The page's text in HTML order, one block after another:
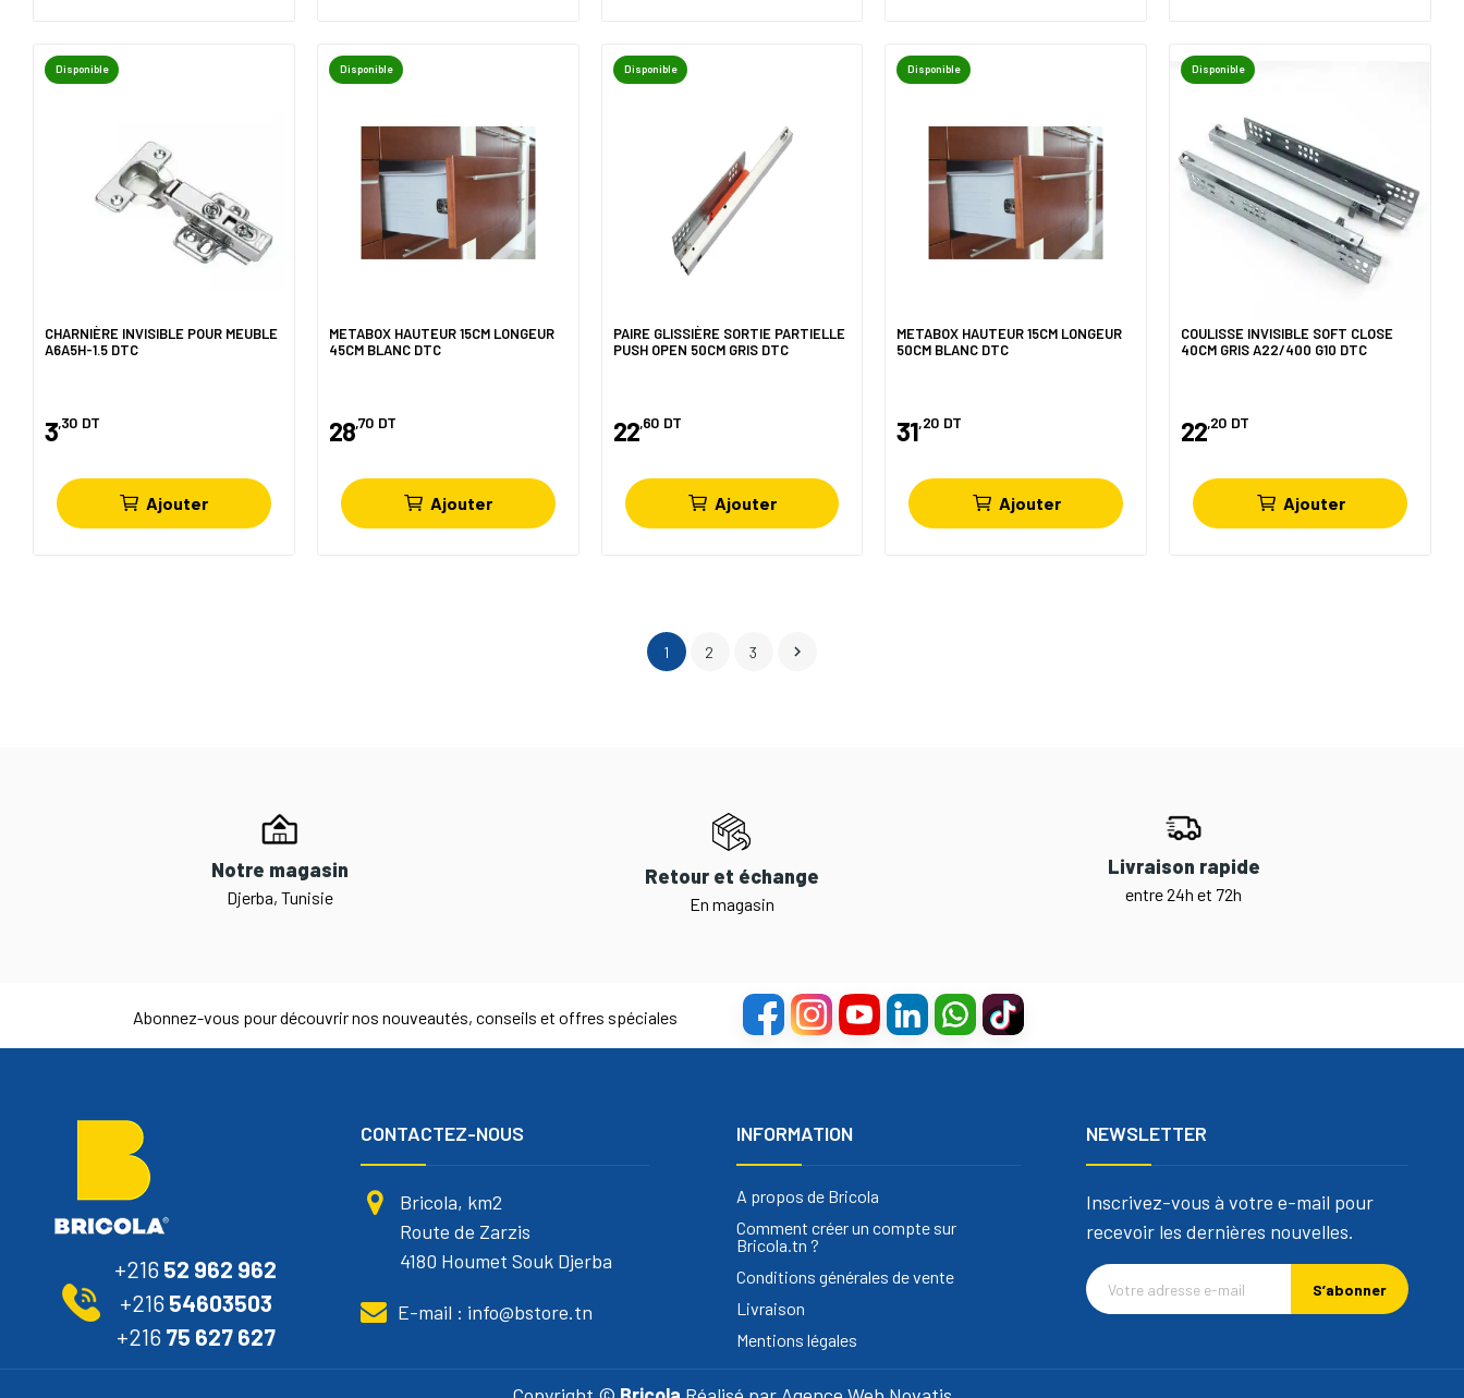
Disponible
CHARNIÈRE INVISIBLE POUR MEUBLE
A6A5H-1.5 DTC
3,30 DT
Ajouter
Disponible
METABOX HAUTEUR 15CM LONGEUR
45CM BLANC DTC
28,70 DT
Ajouter
Disponible
PAIRE GLISSIÈRE SORTIE PARTIELLE
PUSH OPEN 50CM GRIS DTC
22,60 DT
Ajouter
Disponible
METABOX HAUTEUR 15CM LONGEUR
50CM BLANC DTC
31,20 DT
Ajouter
Disponible
COULISSE INVISIBLE SOFT CLOSE
40CM GRIS A22/400 G10 DTC
22,20 DT
Ajouter
1 2 3 
Notre magasin
Djerba, Tunisie
Retour et échange
En magasin
Livraison rapide
entre 24h et 72h
Abonnez-vous pour découvrir nos nouveautés, conseils et offres spéciales
+216 52 962 962
+216 54603503
+216 75 627 627
CONTACTEZ-NOUS
Bricola, km2
Route de Zarzis
4180 Houmet Souk Djerba
E-mail : info@bstore.tn
INFORMATION
A propos de Bricola
Comment créer un compte sur
Bricola.tn ?
Conditions générales de vente
Livraison
Mentions légales
NEWSLETTER
Inscrivez-vous à votre e-mail pour
recevoir les dernières nouvelles.
S’abonner